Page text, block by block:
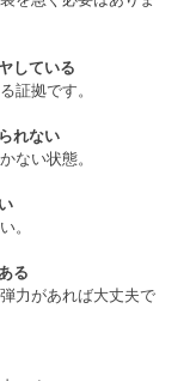
している
証拠です。
れない
ない状態。
。
る
力があれば大丈夫で